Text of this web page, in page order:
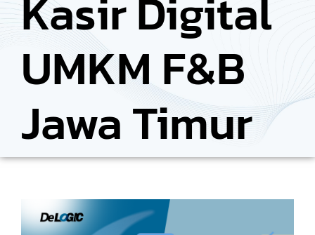
UMKM F&B
Jawa Timur